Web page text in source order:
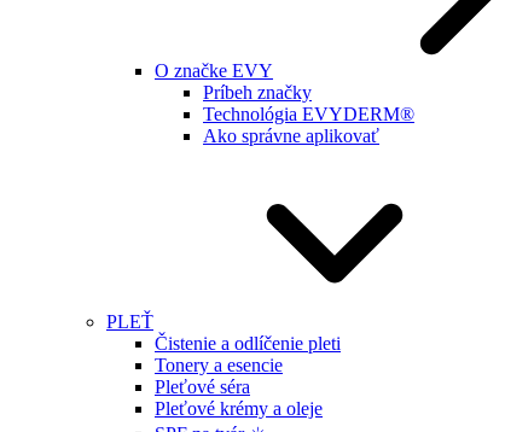
O značke EVY
Príbeh značky
Technológia EVYDERM®
Ako správne aplikovať
PLEŤ
Čistenie a odlíčenie pleti
Tonery a esencie
Pleťové séra
Pleťové krémy a oleje